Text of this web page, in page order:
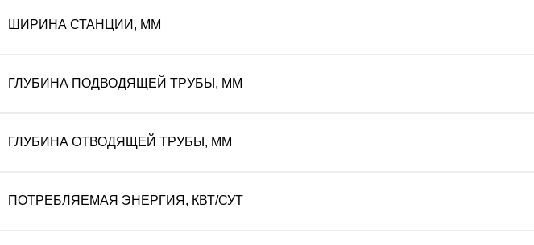
ШИРИНА СТАНЦИИ, ММ
ГЛУБИНА ПОДВОДЯЩЕЙ ТРУБЫ, ММ
ГЛУБИНА ОТВОДЯЩЕЙ ТРУБЫ, ММ
ПОТРЕБЛЯЕМАЯ ЭНЕРГИЯ, КВТ/СУТ